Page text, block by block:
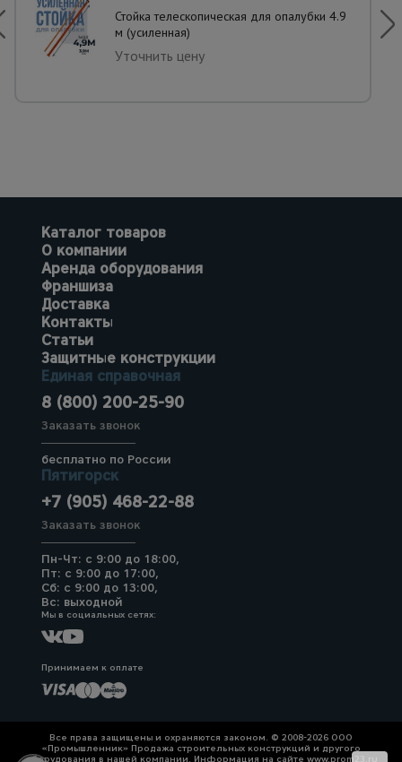
Стойка телескопическая для опалубки 4.9
м (усиленная)
Уточнить цену
Каталог товаров
О компании
Аренда оборудования
Франшиза
Доставка
Контакты
Статьи
Защитные конструкции
Единая справочная
8 (800) 200-25-90
Заказать звонок
бесплатно по России
Пятигорск
+7 (905) 468-22-88
Заказать звонок
Пн-Чт: с 9:00 до 18:00,
Пт: с 9:00 до 17:00,
Сб: с 9:00 до 13:00,
Вс: выходной
Мы в социальных сетях:
Принимаем к оплате
Все права защищены и охраняются законом. © 2008-2026 ООО
«Промышленник» Продажа строительных конструкций и другого
оборудования в нашей компании. Информация на сайте www.prom23.ru